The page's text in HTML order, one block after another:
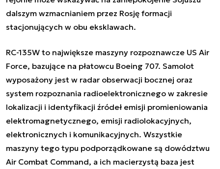
dalszym wzmacnianiem przez Rosję formacji
stacjonujących w obu eksklawach.
RC-135W to największe maszyny rozpoznawcze US Air
Force, bazujące na płatowcu Boeing 707. Samolot
wyposażony jest w radar obserwacji bocznej oraz
system rozpoznania radioelektronicznego w zakresie
lokalizacji i identyfikacji źródeł emisji promieniowania
elektromagnetycznego, emisji radiolokacyjnych,
elektronicznych i komunikacyjnych. Wszystkie
maszyny tego typu podporządkowane są dowództwu
Air Combat Command, a ich macierzystą baza jest